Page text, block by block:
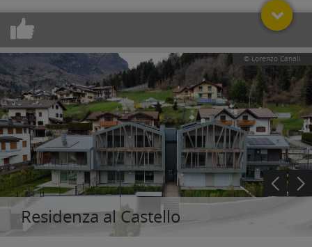
© Lorenzo Canali
Residenza al Castello